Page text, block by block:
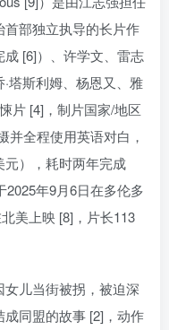
部独立执导的长片作
[6]）、许学文、雷志
塔斯利姆、杨恩又、雅
片 [4]，制片国家/地区
并全程使用英语对白，
元），耗时两年完成
2025年9月6日在多伦多
美上映 [8]，片长113
儿当街被拐，被迫深
同盟的故事 [2]，动作